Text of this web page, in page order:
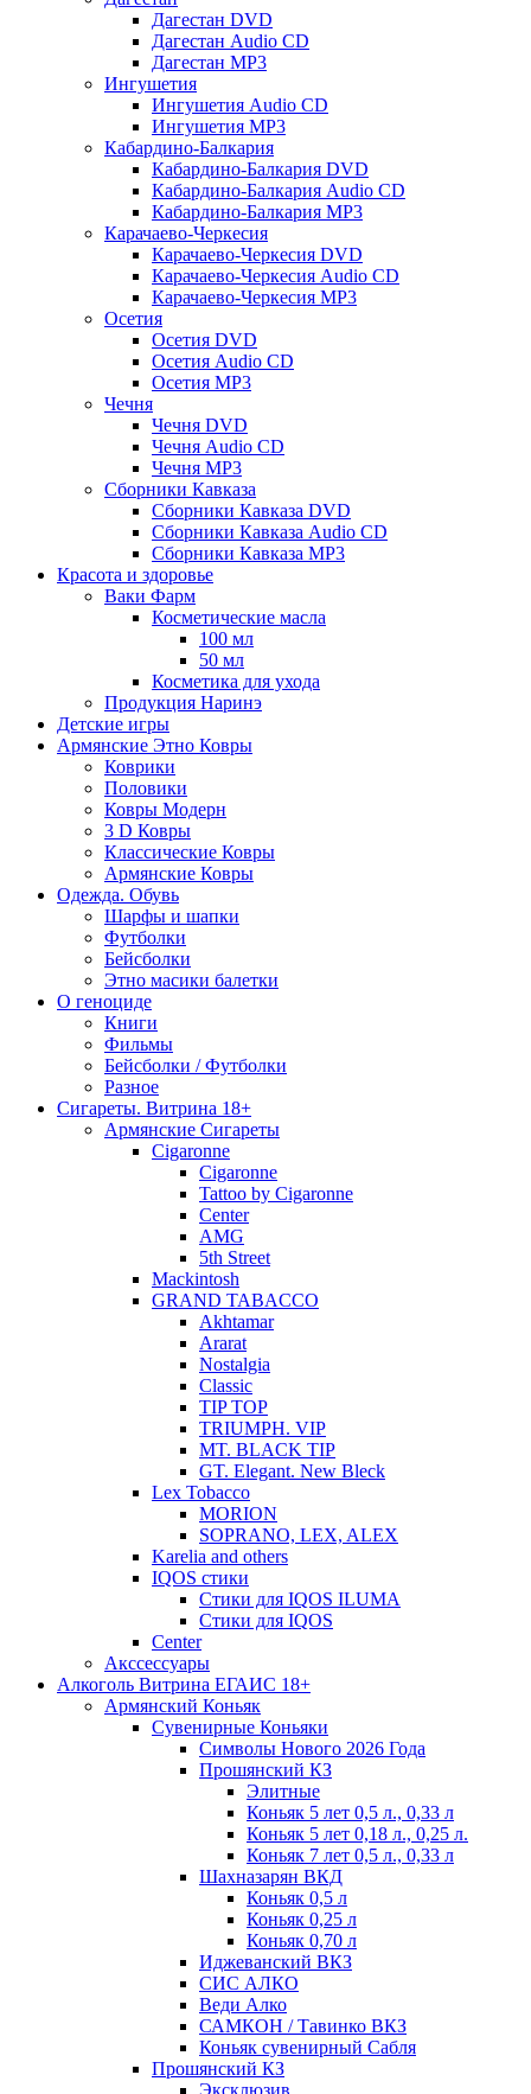
Дагестан DVD
Дагестан Audio CD
Дагестан MP3
Ингушетия
Ингушетия Audio CD
Ингушетия MP3
Кабардино-Балкария
Кабардино-Балкария DVD
Кабардино-Балкария Audio CD
Кабардино-Балкария MP3
Карачаево-Черкесия
Карачаево-Черкесия DVD
Карачаево-Черкесия Audio CD
Карачаево-Черкесия MP3
Осетия
Осетия DVD
Осетия Audio CD
Осетия MP3
Чечня
Чечня DVD
Чечня Audio CD
Чечня MP3
Сборники Кавказа
Сборники Кавказа DVD
Сборники Кавказа Audio CD
Сборники Кавказа MP3
Красота и здоровье
Ваки Фарм
Косметические масла
100 мл
50 мл
Косметика для ухода
Продукция Наринэ
Детские игры
Армянские Этно Ковры
Коврики
Половики
Ковры Модерн
3 D Ковры
Классические Ковры
Армянские Ковры
Одежда. Обувь
Шарфы и шапки
Футболки
Бейсболки
Этно масики балетки
О геноциде
Книги
Фильмы
Бейсболки / Футболки
Разное
Сигареты. Витрина 18+
Армянские Сигареты
Cigaronne
Cigaronne
Tattoo by Cigaronne
Center
AMG
5th Street
Mackintosh
GRAND TABACCO
Akhtamar
Ararat
Nostalgia
Classic
TIP TOP
TRIUMPH. VIP
MT. BLACK TIP
GT. Elegant. New Bleck
Lex Tobacco
MORION
SOPRANO, LEX, ALEX
Karelia and others
IQOS стики
Стики для IQOS ILUMA
Стики для IQOS
Сenter
Акссессуары
Алкоголь Витрина ЕГАИС 18+
Армянский Коньяк
Сувенирные Коньяки
Символы Нового 2026 Года
Прошянский КЗ
Элитные
Коньяк 5 лет 0,5 л., 0,33 л
Коньяк 5 лет 0,18 л., 0,25 л.
Коньяк 7 лет 0,5 л., 0,33 л
Шахназарян ВКД
Коньяк 0,5 л
Коньяк 0,25 л
Коньяк 0,70 л
Иджеванский ВКЗ
СИС АЛКО
Веди Алко
САМКОН / Тавинко ВКЗ
Коньяк сувенирный Сабля
Прошянский КЗ
Эксклюзив